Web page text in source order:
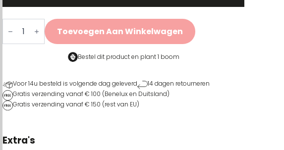
Tour
Sokken
Cadeaubox
aantal
Toevoegen Aan Winkelwagen
Bestel dit product en plant 1 boom
Voor 14u besteld is volgende dag geleverd
14 dagen retourneren
Gratis verzending vanaf € 100 (Benelux en Duitsland)
Gratis verzending vanaf € 150 (rest van EU)
Extra's